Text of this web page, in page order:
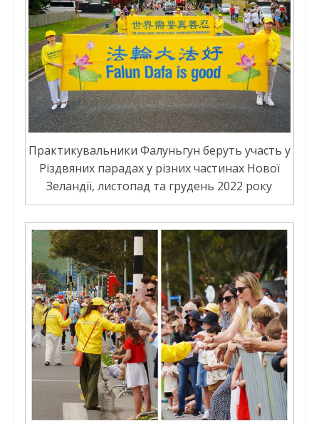
Практикувальники Фалуньгун беруть участь у
Різдвяних парадах у різних частинах Нової
Зеландії, листопад та грудень 2022 року